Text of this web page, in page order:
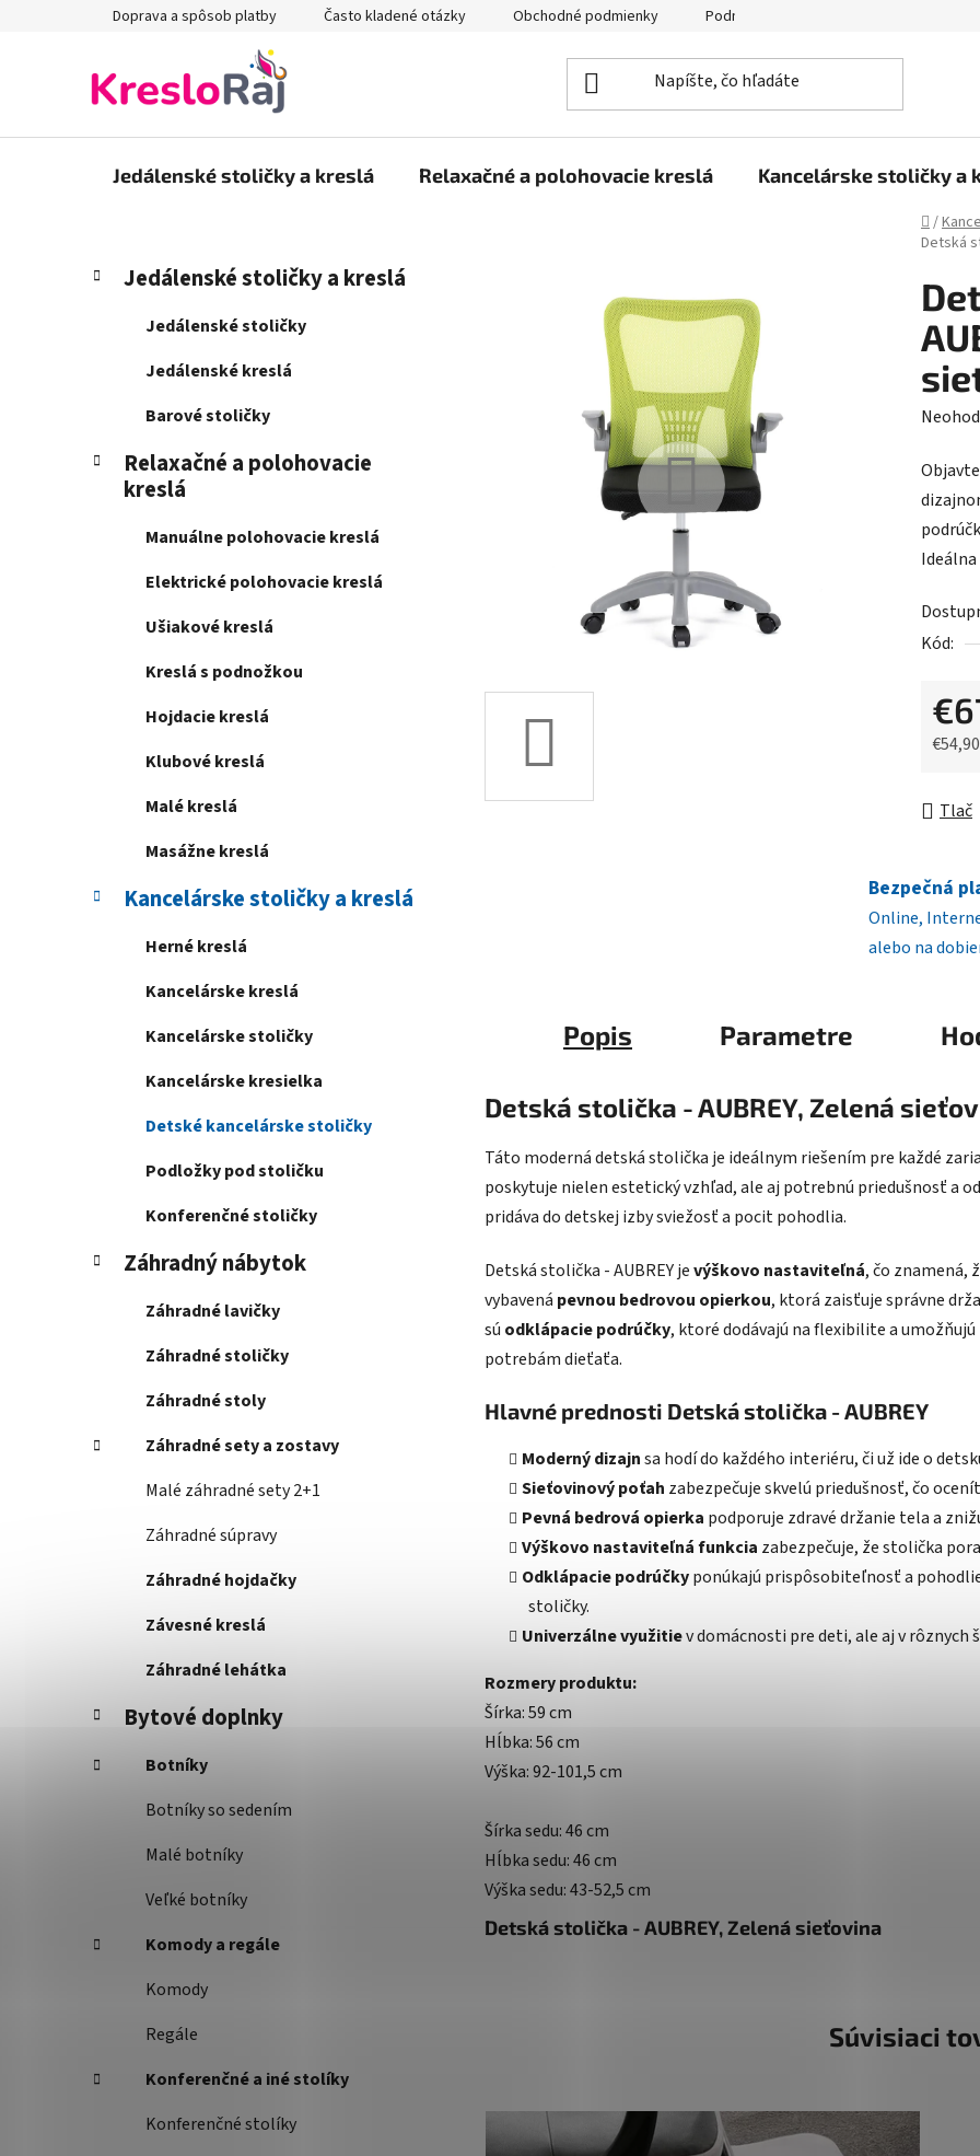
Doprava a spôsob platby Často kladené otázky Obchodné podmienky Podmienky ochrany osobných údajov
Jedálenské stoličky a kreslá Relaxačné a polohovacie kreslá Kancelárske stoličky a
Domov
/
Detská
B
n
Preskočiť
kategórie
K
a
e
Jedálenské stoličky a kreslá
Jedálenské stoličky
Jedálenské kreslá
Barové stoličky
Relaxačné a polohovacie
kreslá
Manuálne polohovacie kreslá
Elektrické polohovacie kreslá
Ušiakové kreslá
Kreslá s podnožkou
Hojdacie kreslá
Klubové kreslá
Malé kreslá
Masážne kreslá
Kancelárske stoličky a kreslá
Herné kreslá
Kancelárske kreslá
Kancelárske stoličky
Kancelárske kresielka
Detské kancelárske stoličky
Podložky pod stoličku
Konferenčné stoličky
Záhradný nábytok
Záhradné lavičky
Záhradné stoličky
Záhradné stoly
Záhradné sety a zostavy
Malé záhradné sety 2+1
Záhradné súpravy
Záhradné hojdačky
Závesné kreslá
Záhradné lehátka
Bytové doplnky
Botníky
Botníky so sedením
Malé botníky
Veľké botníky
Komody a regále
Komody
Regále
Konferenčné a iné stolíky
Konferenčné stolíky
je
0,0
z
Kód:
Tlač
Bezpečná
Online,
alebo na
Popis Parametre
Detská stolička - AUBREY, Zelená
Táto moderná detská stolička je ideálnym riešením pre každé
poskytuje nielen estetický vzhľad, ale aj potrebnú priedušnosť a
pridáva do detskej izby sviežosť a pocit pohodlia.
Detská stolička - AUBREY jevýškovo nastaviteľná, čo znamená,
vybavená pevnou bedrovou opierkou, ktorá zaisťuje správne
sú odklápacie podrúčky, ktoré dodávajú na flexibilite a
potrebám dieťaťa.
Hlavné prednosti Detská stolička - AUBREY
Moderný dizajnsa hodí do každého interiéru, či už ide o
Sieťovinový poťah zabezpečuje skvelú priedušnosť, čo
Pevná bedrová opierka podporuje zdravé držanie tela a
Výškovo nastaviteľná funkcia zabezpečuje, že stolička
Odklápacie podrúčkyponúkajú prispôsobiteľnosť a
stoličky.
Univerzálne využitiev domácnosti pre deti, ale aj v rôznych
Rozmery produktu:
Šírka: 59 cm
Hĺbka: 56 cm
Výška: 92-101,5 cm
Šírka sedu: 46 cm
Hĺbka sedu: 46 cm
Výška sedu: 43-52,5 cm
Detská stolička - AUBREY, Zelená sieťovina
Súvisiaci